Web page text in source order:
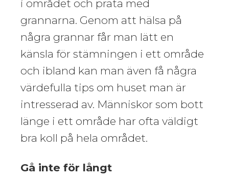
i området och prata med
grannarna. Genom att hälsa på
några grannar får man lätt en
känsla för stämningen i ett område
och ibland kan man även få några
värdefulla tips om huset man är
intresserad av. Människor som bott
länge i ett område har ofta väldigt
bra koll på hela området.
Gå inte för långt